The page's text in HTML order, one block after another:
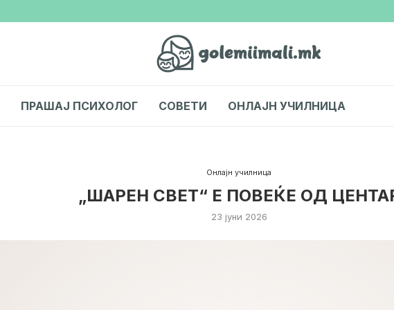
ПРАШАЈ ПСИХОЛОГ СОВЕТИ ОНЛАЈН УЧИЛНИЦА
Онлајн училница
„ШАРЕН СВЕТ“ Е ПОВЕЌЕ ОД
23 јуни 2026